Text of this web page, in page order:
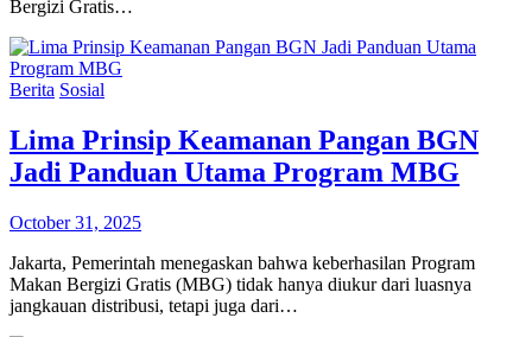
Bergizi Gratis…
Berita Sosial
Lima Prinsip Keamanan Pangan BGN
Jadi Panduan Utama Program MBG
October 31, 2025
Jakarta, Pemerintah menegaskan bahwa keberhasilan Program
Makan Bergizi Gratis (MBG) tidak hanya diukur dari luasnya
jangkauan distribusi, tetapi juga dari…